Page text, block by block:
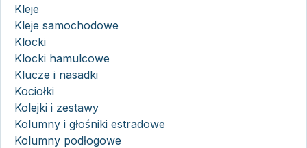
Kleje
Kleje samochodowe
Klocki
Klocki hamulcowe
Klucze i nasadki
Kociołki
Kolejki i zestawy
Kolumny i głośniki estradowe
Kolumny podłogowe